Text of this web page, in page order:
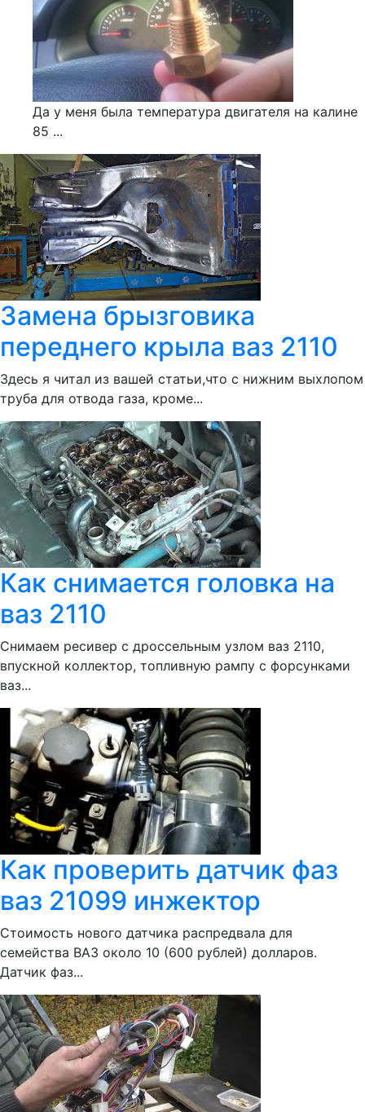
Да у меня была температура двигателя на калине
85 ...
Замена брызговика
переднего крыла ваз 2110
Здесь я читал из вашей статьи,что с нижним выхлопом
труба для отвода газа, кроме...
Как снимается головка на
ваз 2110
Снимаем ресивер с дроссельным узлом ваз 2110,
впускной коллектор, топливную рампу с форсунками
ваз...
Как проверить датчик фаз
ваз 21099 инжектор
Стоимость нового датчика распредвала для
семейства ВАЗ около 10 (600 рублей) долларов.
Датчик фаз...